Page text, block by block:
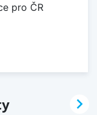
pro ČR
